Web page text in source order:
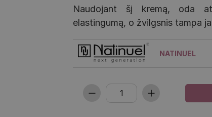
Naudojant šį kremą, oda
elastingumą, o žvilgsnis tampa
NATINUEL